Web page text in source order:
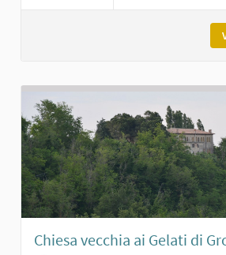
Chiesa vecchia ai Gelati di